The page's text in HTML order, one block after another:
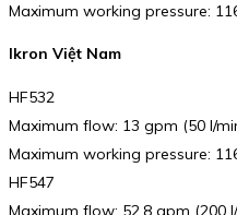
Maximum working pressure:
Ikron Việt Nam
HF532
Maximum flow: 13 gpm (50 l/
Maximum working pressure:
HF547
Maximum flow: 52.8 gpm (200